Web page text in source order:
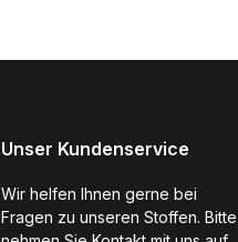
Unser Kundenservice
Wir helfen Ihnen gerne bei
Fragen zu unseren Stoffen. Bitte